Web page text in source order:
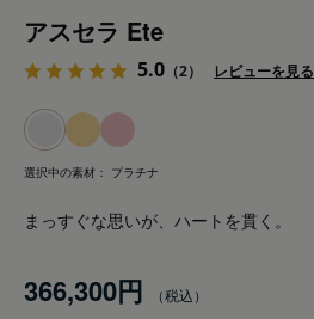
アスセラ Ete
5.0 （2） レビューを見る
選択中の素材： プラチナ
まっすぐな思いが、ハートを貫く。
366,300円